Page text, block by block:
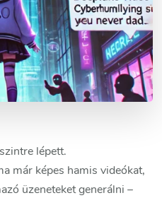
lépett.
már képes hamis videókat,
üzeneteket generálni –